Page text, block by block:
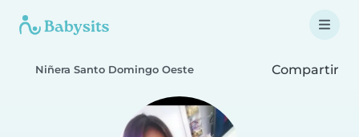
Niñera Santo Domingo Oeste Compartir